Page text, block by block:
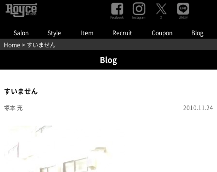
Salon Style Item Recruit Coupon Blog
Facebook Instagram X LINE@
Home > すいません
Blog
すいません
塚本 充 2010.11.24